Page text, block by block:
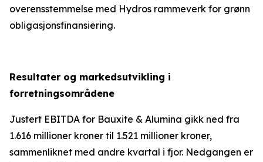
overensstemmelse med Hydros rammeverk for grønn
obligasjonsfinansiering.
Resultater og markedsutvikling i
forretningsområdene
Justert EBITDA for Bauxite & Alumina gikk ned fra
1.616 millioner kroner til 1.521 millioner kroner,
sammenliknet med andre kvartal i fjor. Nedgangen er